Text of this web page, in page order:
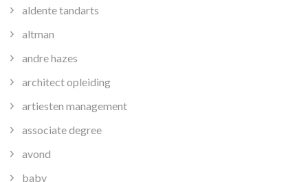
aldente tandarts
altman
andre hazes
architect opleiding
artiesten management
associate degree
avond
baby